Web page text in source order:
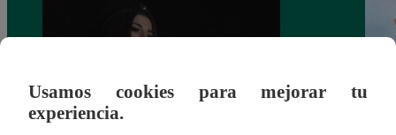
Usamos cookies para mejorar tu
experiencia.